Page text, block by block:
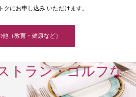
にお申し込み いただけます。
他（教育・健康など）
トラン・ゴルフな